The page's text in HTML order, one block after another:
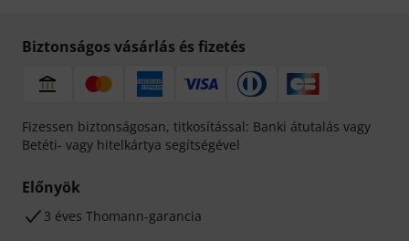
Biztonságos vásárlás és fizetés
Fizessen biztonságosan, titkosítással: Banki átutalás vagy
Betéti- vagy hitelkártya segítségével
Előnyök
3 éves Thomann-garancia